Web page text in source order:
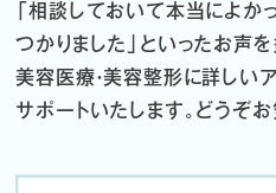
「相談しておいて本当によか
つかりました」 といったお声を
美容医療・美容整形に詳しい
サポートいたします。 どうぞお